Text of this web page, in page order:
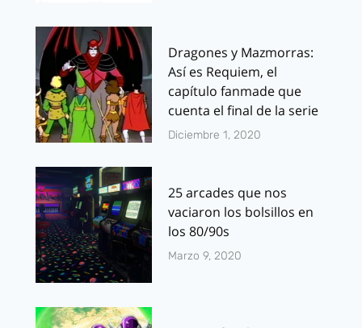
Dragones y Mazmorras:
Así es Requiem, el
capítulo fanmade que
cuenta el final de la serie
Diciembre 1, 2020
25 arcades que nos
vaciaron los bolsillos en
los 80/90s
Marzo 9, 2020